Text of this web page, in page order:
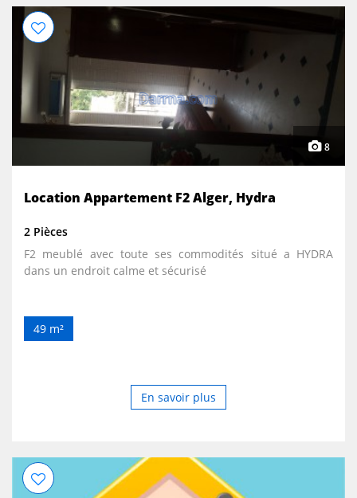
8
Location Appartement F2 Alger, Hydra
2 Pièces
F2 meublé avec toute ses commodités situé a HYDRA
dans un endroit calme et sécurisé
49 m²
En savoir plus